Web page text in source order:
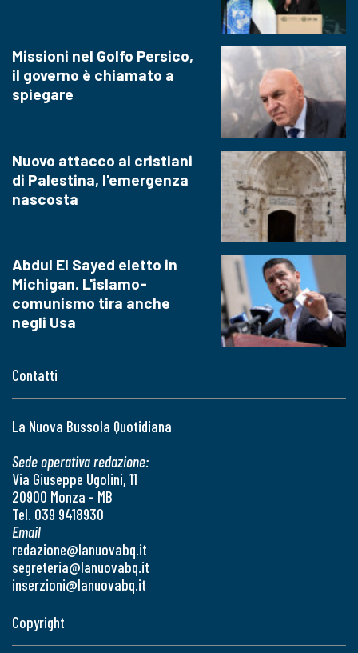
Contatti
La Nuova Bussola Quotidiana
Sede operativa redazione:
Via Giuseppe Ugolini, 11
20900 Monza - MB
Tel. 039 9418930
Email
redazione@lanuovabq.it
segreteria@lanuovabq.it
inserzioni@lanuovabq.it
Missioni nel Golfo Persico,
il governo è chiamato a
spiegare
Nuovo attacco ai cristiani
di Palestina, l'emergenza
nascosta
Abdul El Sayed eletto in
Michigan. L'islamo-
comunismo tira anche
negli Usa
Copyright